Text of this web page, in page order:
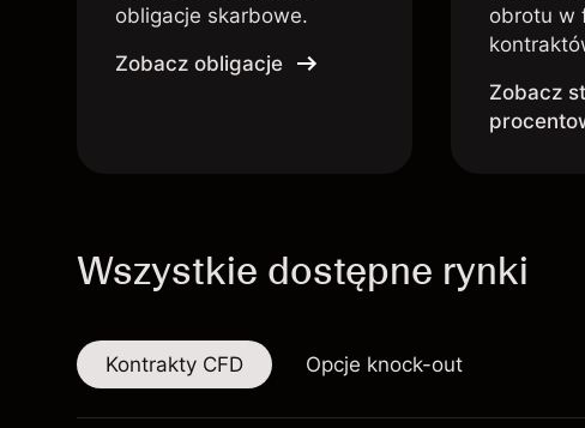
obligacje skarbowe.
Zobacz obligacje
obrotu w
Zobacz
Wszystkie dostępne rynki
Kontrakty CFD Opcje knock-out